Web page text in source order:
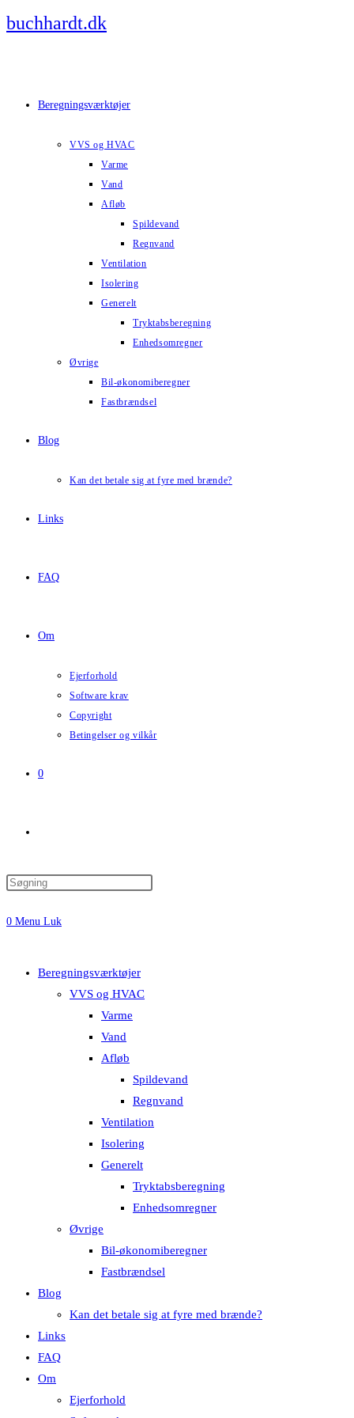
Skip
to
buchhardt.dk
Beregningsværktøjer
VVS og HVAC
Varme
Vand
Afløb
Spildevand
Regnvand
Ventilation
Isolering
Generelt
Tryktabsberegning
Enhedsomregner
Øvrige
Bil-økonomiberegner
Fastbrændsel
Blog
Kan det betale sig at fyre med brænde?
Links
FAQ
Om
Ejerforhold
Software krav
Copyright
Betingelser og vilkår
0
website
0 Menu Luk
Beregningsværktøjer
VVS og HVAC
Varme
Vand
Afløb
Spildevand
Regnvand
Ventilation
Isolering
Generelt
Tryktabsberegning
Enhedsomregner
Øvrige
Bil-økonomiberegner
Fastbrændsel
Blog
Kan det betale sig at fyre med brænde?
Links
FAQ
Om
Ejerforhold